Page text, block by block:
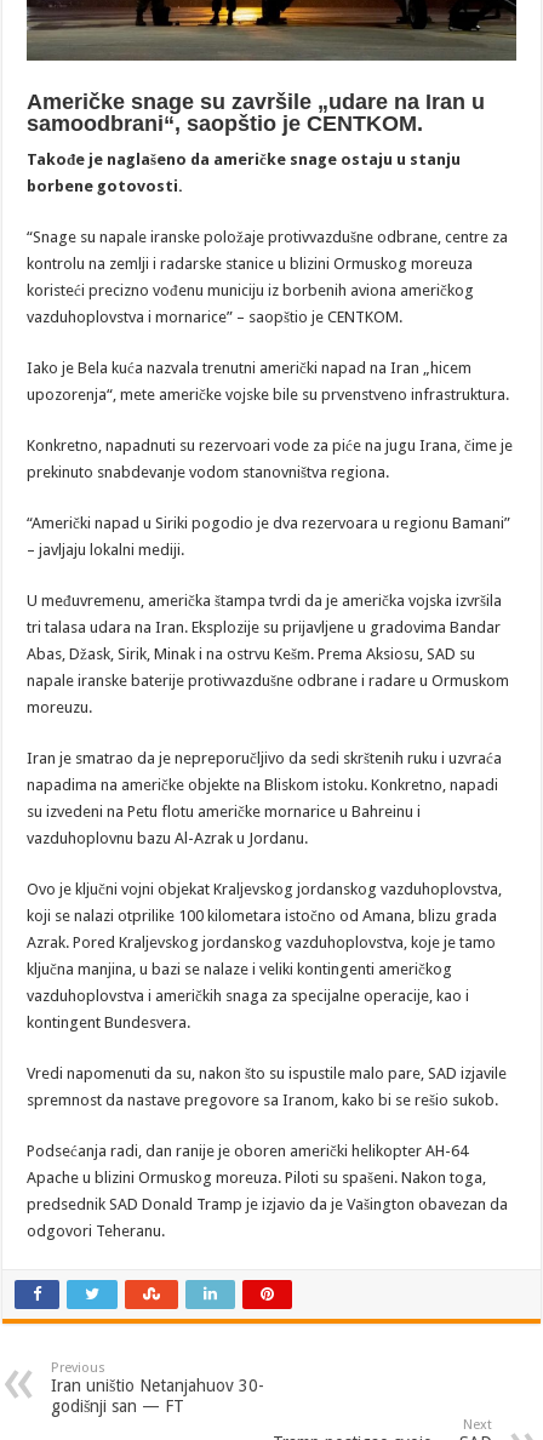
Američke snage su završile „udare na Iran u
samoodbrani“, saopštio je CENTKOM.
Takođe je naglašeno da američke snage ostaju u stanju
borbene gotovosti.
“Snage su napale iranske položaje protivvazdušne odbrane, centre za
kontrolu na zemlji i radarske stanice u blizini Ormuskog moreuza
koristeći precizno vođenu municiju iz borbenih aviona američkog
vazduhoplovstva i mornarice” – saopštio je CENTKOM.
Iako je Bela kuća nazvala trenutni američki napad na Iran „hicem
upozorenja“, mete američke vojske bile su prvenstveno infrastruktura.
Konkretno, napadnuti su rezervoari vode za piće na jugu Irana, čime je
prekinuto snabdevanje vodom stanovništva regiona.
“Američki napad u Siriki pogodio je dva rezervoara u regionu Bamani”
– javljaju lokalni mediji.
U međuvremenu, američka štampa tvrdi da je američka vojska izvršila
tri talasa udara na Iran. Eksplozije su prijavljene u gradovima Bandar
Abas, Džask, Sirik, Minak i na ostrvu Kešm. Prema Aksiosu, SAD su
napale iranske baterije protivvazdušne odbrane i radare u Ormuskom
moreuzu.
Iran je smatrao da je nepreporučljivo da sedi skrštenih ruku i uzvraća
napadima na američke objekte na Bliskom istoku. Konkretno, napadi
su izvedeni na Petu flotu američke mornarice u Bahreinu i
vazduhoplovnu bazu Al-Azrak u Jordanu.
Ovo je ključni vojni objekat Kraljevskog jordanskog vazduhoplovstva,
koji se nalazi otprilike 100 kilometara istočno od Amana, blizu grada
Azrak. Pored Kraljevskog jordanskog vazduhoplovstva, koje je tamo
ključna manjina, u bazi se nalaze i veliki kontingenti američkog
vazduhoplovstva i američkih snaga za specijalne operacije, kao i
kontingent Bundesvera.
Vredi napomenuti da su, nakon što su ispustile malo pare, SAD izjavile
spremnost da nastave pregovore sa Iranom, kako bi se rešio sukob.
Podsećanja radi, dan ranije je oboren američki helikopter AH-64
Apache u blizini Ormuskog moreuza. Piloti su spašeni. Nakon toga,
predsednik SAD Donald Tramp je izjavio da je Vašington obavezan da
odgovori Teheranu.
Previous
Iran uništio Netanjahuov 30-
godišnji san — FT
Next